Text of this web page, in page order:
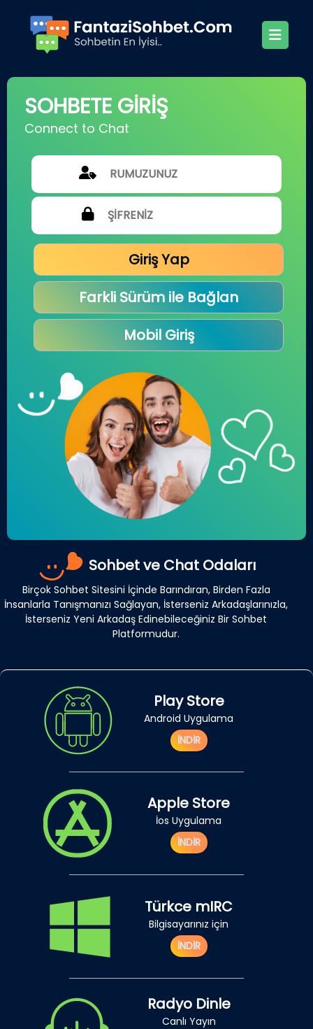
SOHBETE GİRİŞ
Connect to Chat
Giriş Yap
Farkli Sürüm ile Bağlan
Mobil Giriş
Sohbet ve Chat Odaları
Birçok Sohbet Sitesini İçinde Barındıran, Birden Fazla
İnsanlarla Tanışmanızı Sağlayan, İsterseniz Arkadaşlarınızla,
İsterseniz Yeni Arkadaş Edinebileceğiniz Bir Sohbet
Platformudur.
Play Store
Android Uygulama
İNDİR
Apple Store
İos Uygulama
İNDİR
Türkce mIRC
Bilgisayarınız için
İNDİR
Radyo Dinle
Canlı Yayın